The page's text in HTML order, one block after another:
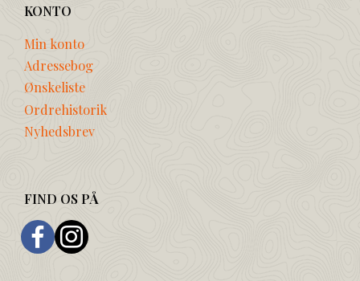
KONTO
Min konto
Adressebog
Ønskeliste
Ordrehistorik
Nyhedsbrev
FIND OS PÅ